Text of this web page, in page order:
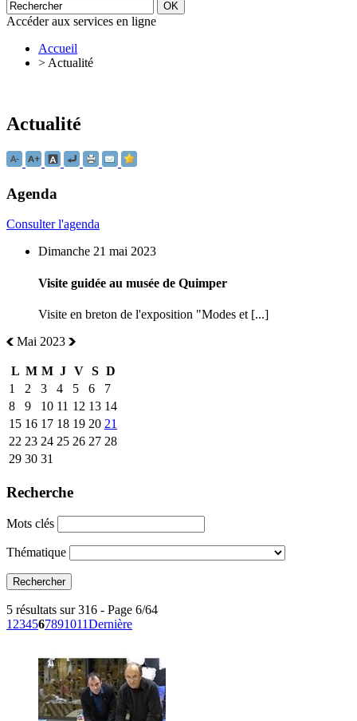
Accéder aux services en ligne
Accueil
> Actualité
Actualité
Agenda
Consulter l'agenda
Dimanche 21 mai 2023
Visite guidée au musée de Quimper
Visite en breton de l'exposition "Modes et [...]
Mai 2023
L M M J V S D
1
2 3 4 5 6
7
8
9 10 11 12 13 14
15 16 17 18 19 20 21
22 23 24 25 26 27 28
29 30 31
Recherche
Mots clés
Thématique
5 résultats sur 316 - Page 6/64
1 234567891011Dernière